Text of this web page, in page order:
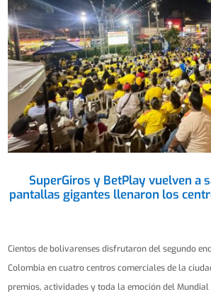
SuperGiros y BetPlay vuelven a
pantallas gigantes llenaron los
Cientos de bolivarenses disfrutaron del segundo
Colombia en cuatro centros comerciales de la
premios, actividades y toda la emoción del